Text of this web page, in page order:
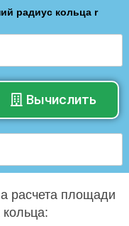
радиус кольца r
Вычислить
расчета площади
кольца: